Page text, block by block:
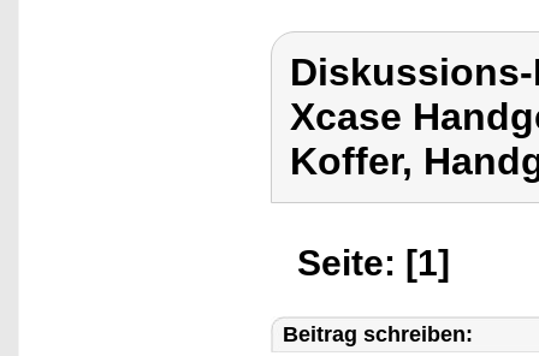
Xcase
Koffer,
Seite: [1]
Beitrag schreiben: